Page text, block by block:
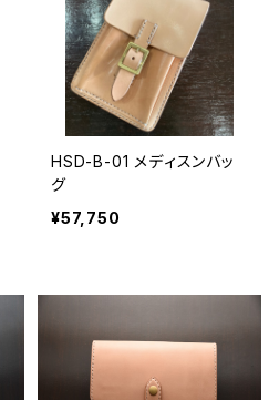
HSD-B-01 メディスンバッ
グ
¥57,750